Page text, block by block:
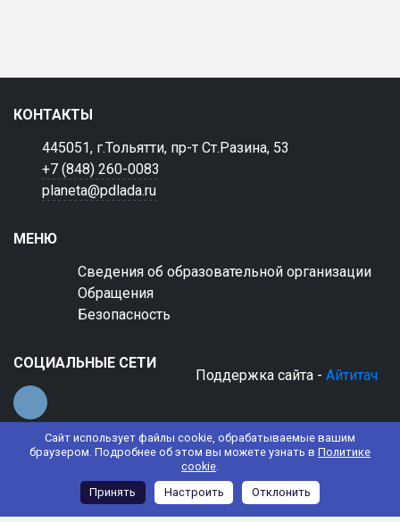
Сайт использует файлы cookie, обрабатываемые вашим
браузером. Подробнее об этом вы можете узнать в Политике
cookie.
Принять
Настроить Отклонить
КОНТАКТЫ
445051, г.Тольятти, пр-т Ст.Разина, 53
+7 (848) 260-0083
planeta@pdlada.ru
МЕНЮ
Сведения об образовательной организации
Обращения
Безопасность
СОЦИАЛЬНЫЕ СЕТИ
Поддержка сайта - Айтитач
© 2022 АНО ДО "Планета детства "Лада"